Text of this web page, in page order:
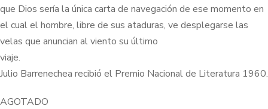
que Dios sería la única carta de navegación de ese momento en
el cual el hombre, libre de sus ataduras, ve desplegarse las
velas que anuncian al viento su último
viaje.
Julio Barrenechea recibió el Premio Nacional de Literatura 1960.
AGOTADO